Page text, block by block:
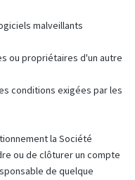
malveillants
ou propriétaires d'un autre
conditions exigées par les
la Société
ou de clôturer un compte
de quelque